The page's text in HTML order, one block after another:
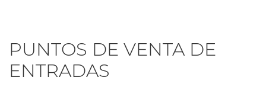
PUNTOS DE VENTA DE
ENTRADAS